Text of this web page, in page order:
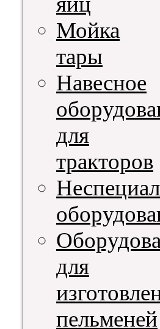
Мойка
тары
Навесное
для
тракторов
для
пельменей